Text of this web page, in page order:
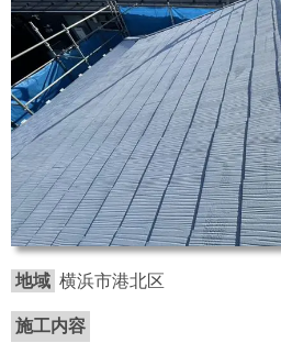
地域 横浜市港北区
施工内容